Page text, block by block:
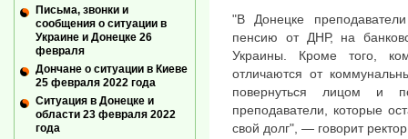
"В Донецке
пенсию от ДНР, на
Украины. Кроме того,
отличаются от
повернуться лицом и
преподаватели, которые
свой долг", — говорит
Письма, звонки и
сообщения о ситуации в
Украине и Донецке 26
февраля
Дончане о ситуации в Киеве
25 февраля 2022 года
Ситуация в Донецке и
области 23 февраля 2022
года